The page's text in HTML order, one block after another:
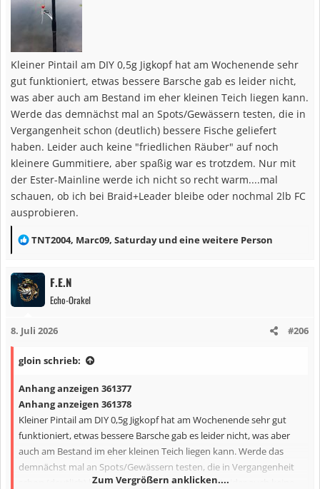
Kleiner Pintail am DIY 0,5g Jigkopf hat am Wochenende sehr
gut funktioniert, etwas bessere Barsche gab es leider nicht,
was aber auch am Bestand im eher kleinen Teich liegen kann.
Werde das demnächst mal an Spots/Gewässern testen, die in
Vergangenheit schon (deutlich) bessere Fische geliefert
haben. Leider auch keine "friedlichen Räuber" auf noch
kleinere Gummitiere, aber spaßig war es trotzdem. Nur mit
der Ester-Mainline werde ich nicht so recht warm....mal
schauen, ob ich bei Braid+Leader bleibe oder nochmal 2lb FC
ausprobieren.
R
a
k
t
o
e
:
TNT2004, Marc09, Saturdayund eine weitere Person
F.E.N
Echo-Orakel
8. Juli 2026 #206
gloin schrieb:
Anhang anzeigen 361377
Anhang anzeigen 361378
Kleiner Pintail am DIY 0,5g Jigkopf hat am Wochenende sehr gut
funktioniert, etwas bessere Barsche gab es leider nicht, was aber
auch am Bestand im eher kleinen Teich liegen kann. Werde das
demnächst mal an Spots/Gewässern testen, die in Vergangenheit
schon (deutlich) bessere Fische geliefert haben. Leider auch keine
Zum Vergrößern anklicken....